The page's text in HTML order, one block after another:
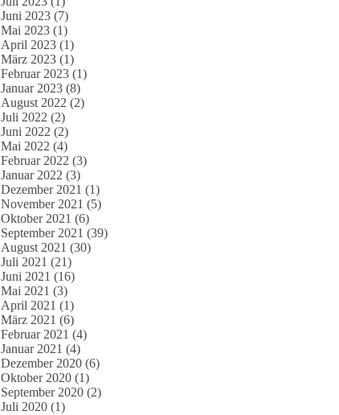
Juni 2023 (7)
Mai 2023 (1)
April 2023 (1)
März 2023 (1)
Februar 2023 (1)
Januar 2023 (8)
August 2022 (2)
Juli 2022 (2)
Juni 2022 (2)
Mai 2022 (4)
Februar 2022 (3)
Januar 2022 (3)
Dezember 2021 (1)
November 2021 (5)
Oktober 2021 (6)
September 2021 (39)
August 2021 (30)
Juli 2021 (21)
Juni 2021 (16)
Mai 2021 (3)
April 2021 (1)
März 2021 (6)
Februar 2021 (4)
Januar 2021 (4)
Dezember 2020 (6)
Oktober 2020 (1)
September 2020 (2)
Juli 2020 (1)